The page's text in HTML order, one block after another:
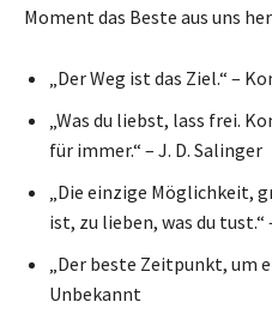
Moment das Beste aus uns
„Der Weg ist das Ziel.“ –
„Was du liebst, lass frei.
für immer.“ – J. D. Salinger
„Die einzige Möglichkeit,
ist, zu lieben, was du tust.“
„Der beste Zeitpunkt, um
Unbekannt